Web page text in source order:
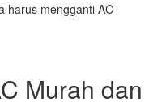
harus mengganti AC
Murah dan